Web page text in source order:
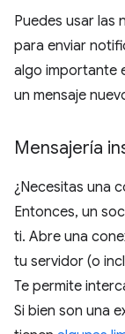
Puedes usar las
para enviar
algo importante
un mensaje
Mensajería
¿Necesitas una
Entonces, un
ti. Abre una
tu servidor (o
Te permite
Si bien son una